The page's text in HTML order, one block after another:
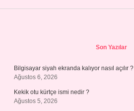
Son Yazılar
Bilgisayar siyah ekranda kalıyor nasıl açılır ?
Ağustos 6, 2026
Kekik otu kürtçe ismi nedir ?
Ağustos 5, 2026